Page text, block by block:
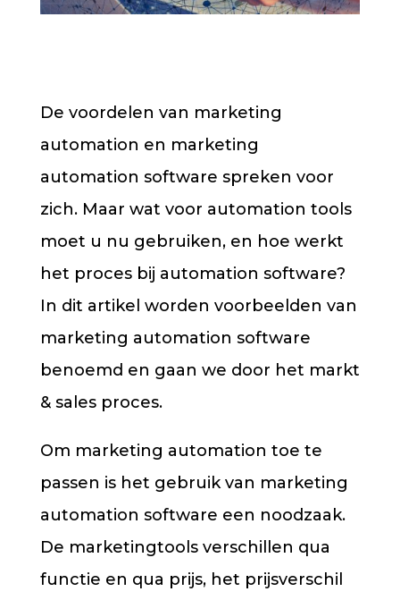
De voordelen van marketing
automation en marketing
automation software spreken voor
zich. Maar wat voor automation tools
moet u nu gebruiken, en hoe werkt
het proces bij automation software?
In dit artikel worden voorbeelden van
marketing automation software
benoemd en gaan we door het markt
& sales proces.
Om marketing automation toe te
passen is het gebruik van marketing
automation software een noodzaak.
De marketingtools verschillen qua
functie en qua prijs, het prijsverschil